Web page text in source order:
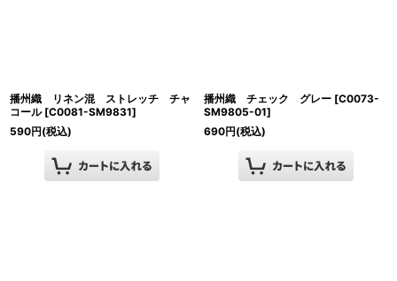
播州織 リネン混 ストレッチ チャ
コール [C0081-SM9831]
590円(税込)
播州織 チェック グレー [C0073-
SM9805-01]
690円(税込)